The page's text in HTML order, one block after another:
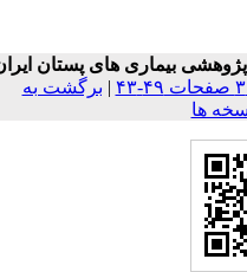
- پژوهشی بیماری های پستان ایران
|برگشت به
ها